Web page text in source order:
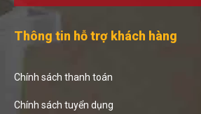
Thông tin hỗ trợ khách hàng
Chính sách thanh toán
Chính sách tuyển dụng